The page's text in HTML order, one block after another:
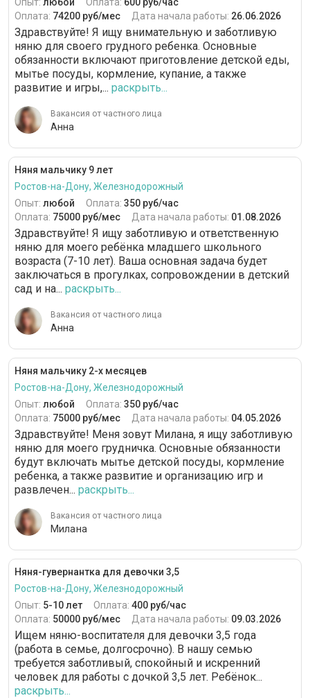
Оплата: 74200 руб/мес Дата начала работы: 26.06.2026
Здравствуйте! Я ищу внимательную и заботливую
няню для своего грудного ребенка. Основные
обязанности включают приготовление детской еды,
мытье посуды, кормление, купание, а также
развитие и игры,... раскрыть...
Вакансия от частного лица
Анна
Няня мальчику 9 лет
Ростов-на-Дону, Железнодорожный
Опыт: любой Оплата: 350 руб/час
Оплата: 75000 руб/мес Дата начала работы: 01.08.2026
Здравствуйте! Я ищу заботливую и ответственную
няню для моего ребёнка младшего школьного
возраста (7-10 лет). Ваша основная задача будет
заключаться в прогулках, сопровождении в детский
сад и на... раскрыть...
Вакансия от частного лица
Анна
Няня мальчику 2-х месяцев
Ростов-на-Дону, Железнодорожный
Опыт: любой Оплата: 350 руб/час
Оплата: 75000 руб/мес Дата начала работы: 04.05.2026
Здравствуйте! Меня зовут Милана, я ищу заботливую
няню для моего грудничка. Основные обязанности
будут включать мытье детской посуды, кормление
ребенка, а также развитие и организацию игр и
развлечен... раскрыть...
Вакансия от частного лица
Милана
Няня-гувернантка для девочки 3,5
Ростов-на-Дону, Железнодорожный
Опыт: 5-10 лет Оплата: 400 руб/час
Оплата: 50000 руб/мес Дата начала работы: 09.03.2026
Ищем няню-воспитателя для девочки 3,5 года
(работа в семье, долгосрочно). В нашу семью
требуется заботливый, спокойный и искренний
человек для работы с дочкой 3,5 лет. Ребёнок...
раскрыть...